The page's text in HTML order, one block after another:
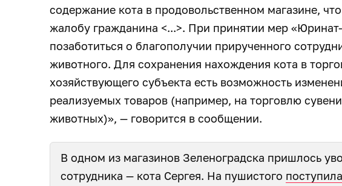
содержание кота в продовольственном магазине,
жалобу гражданина <...>. При принятии мер
позаботиться о благополучии прирученного
животного. Для сохранения нахождения кота в
хозяйствующего субъекта есть возможность
реализуемых товаров (например, на торговлю
животных)», — говорится в сообщении.
В одном из магазинов Зеленоградска пришлось
сотрудника — кота Сергея. На пушистого